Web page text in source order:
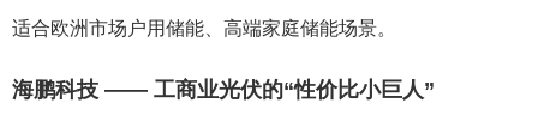
适合欧洲市场户用储能、高端家庭储能场景。
海鹏科技 —— 工商业光伏的“性价比小巨人”